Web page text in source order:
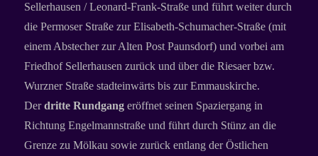
Sellerhausen / Leonard-Frank-Straße und führt weiter durch
die Permoser Straße zur Elisabeth-Schumacher-Straße (mit
einem Abstecher zur Alten Post Paunsdorf) und vorbei am
Friedhof Sellerhausen zurück und über die Riesaer bzw.
Wurzner Straße stadteinwärts bis zur Emmauskirche.
Derdritte Rundgang eröffnet seinen Spaziergang in
Richtung Engelmannstraße und führt durch Stünz an die
Grenze zu Mölkau sowie zurück entlang der Östlichen